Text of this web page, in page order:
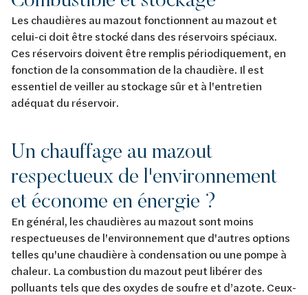
Les chaudières au mazout fonctionnent au mazout et
celui-ci doit être stocké dans des réservoirs spéciaux.
Ces réservoirs doivent être remplis périodiquement, en
fonction de la consommation de la chaudière. Il est
essentiel de veiller au stockage sûr et à l'entretien
adéquat du réservoir.
Un chauffage au mazout
respectueux de l'environnement
et économe en énergie ?
En général, les chaudières au mazout sont moins
respectueuses de l'environnement que d'autres options
telles qu'une chaudière à condensation ou une pompe à
chaleur. La combustion du mazout peut libérer des
polluants tels que des oxydes de soufre et d’azote. Ceux-